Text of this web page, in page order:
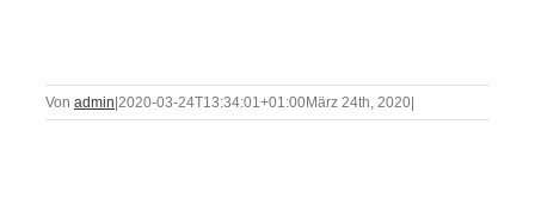
Von admin 2020-03-24T13:34:01+01:00März 24th, 2020